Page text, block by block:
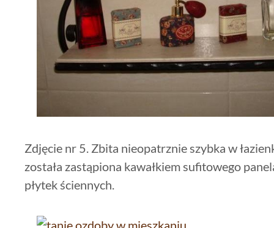
Zdjęcie nr 5. Zbita nieopatrznie szybka w
została zastąpiona kawałkiem sufitowego
płytek ściennych.